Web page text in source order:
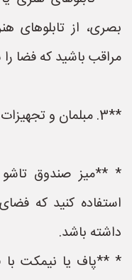
بصری، از تابلوهای
مراقب باشید که فضا
**3. مبلمان و تجهیزات چندمنظوره:**
* **میز صندوق
استفاده کنید که
داشته باشد.
* **پاف یا نیمکت با